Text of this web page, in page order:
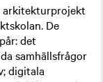
arkitekturprojekt
De
det
samhällsfrågor
digitala